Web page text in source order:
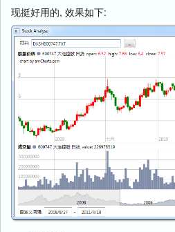
现挺好用的, 效果如下: